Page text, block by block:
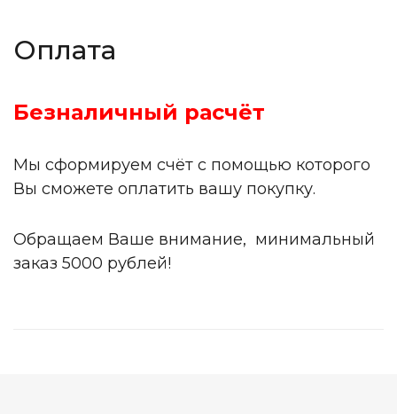
Оплата
Безналичный расчёт
Мы сформируем счёт с помощью которого
Вы сможете оплатить вашу покупку.
Обращаем Ваше внимание, минимальный
заказ 5000 рублей!